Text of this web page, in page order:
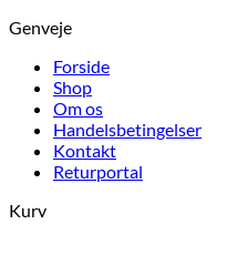
Genveje
Forside
Shop
Om os
Handelsbetingelser
Kontakt
Returportal
Kurv